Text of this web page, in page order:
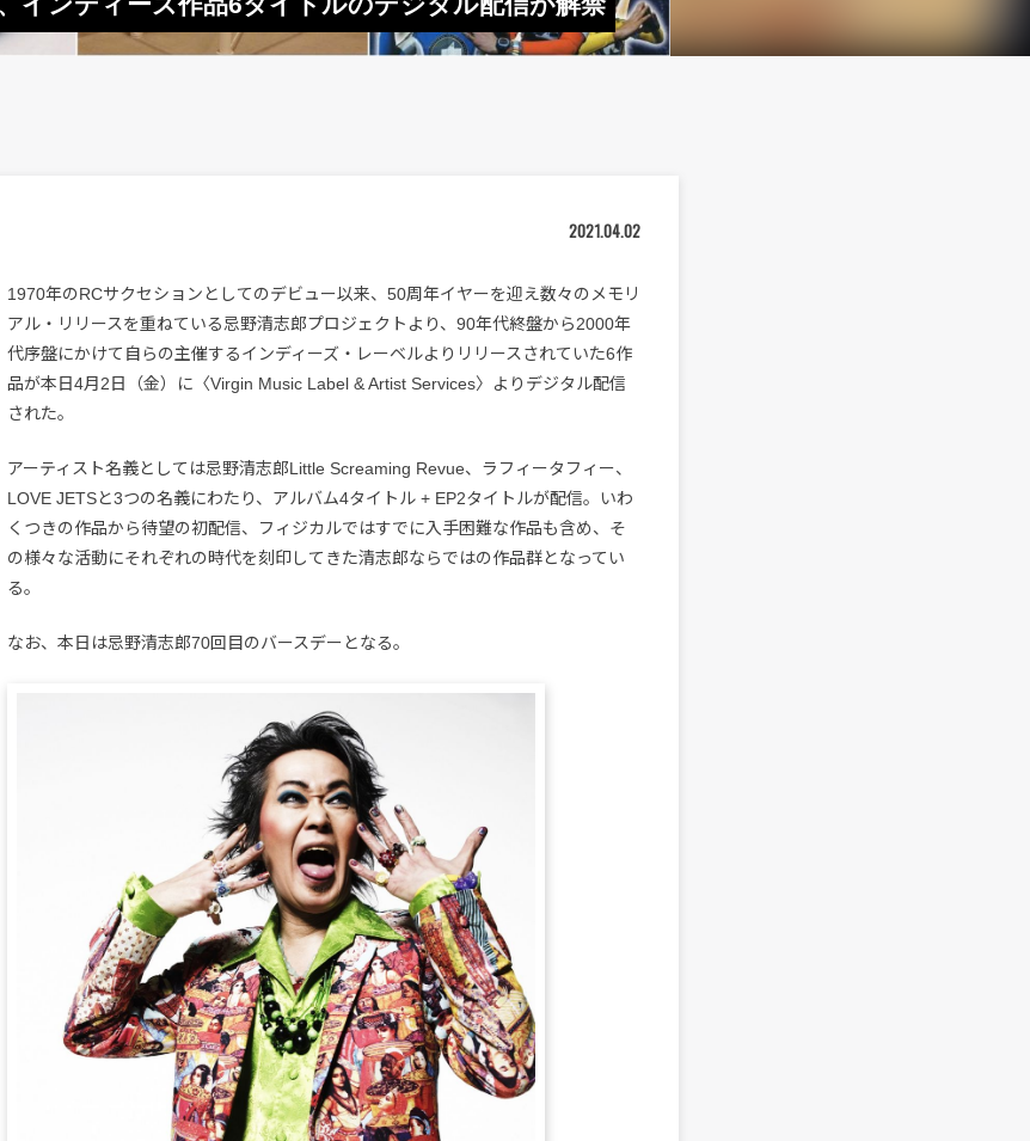
2021.04.02
1970年のRCサクセションとしてのデビュー以来、50周年イヤーを迎え数々のメモリ
アル・リリースを重ねている忌野清志郎プロジェクトより、90年代終盤から2000年
代序盤にかけて自らの主催するインディーズ・レーベルよりリリースされていた6作
品が本日4月2日（金）に〈Virgin Music Label & Artist Services〉よりデジタル配信
された。
アーティスト名義としては忌野清志郎Little Screaming Revue、ラフィータフィー、
LOVE JETSと3つの名義にわたり、アルバム4タイトル + EP2タイトルが配信。いわ
くつきの作品から待望の初配信、フィジカルではすでに入手困難な作品も含め、そ
の様々な活動にそれぞれの時代を刻印してきた清志郎ならではの作品群となってい
る。
なお、本日は忌野清志郎70回目のバースデーとなる。